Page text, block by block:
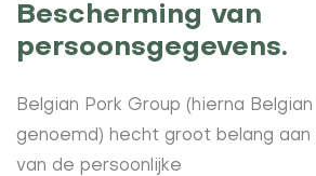
Bescherming van
persoonsgegevens.
Belgian Pork Group (hierna
genoemd) hecht groot belang
van de persoonlijke